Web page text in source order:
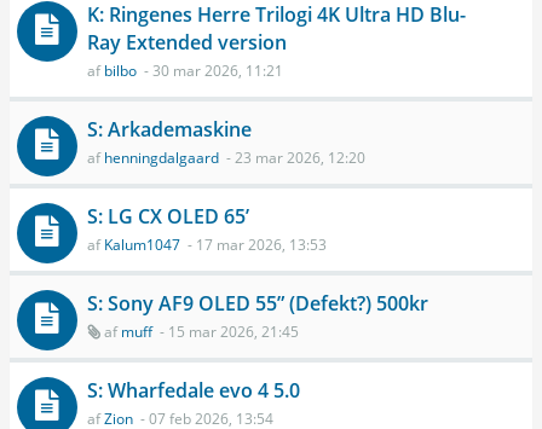
K: Ringenes Herre Trilogi 4K Ultra HD Blu-
Ray Extended version
afbilbo - 30 mar 2026, 11:21
S: Arkademaskine
afhenningdalgaard - 23 mar 2026, 12:20
S: LG CX OLED 65’
afKalum1047 - 17 mar 2026, 13:53
S: Sony AF9 OLED 55” (Defekt?) 500kr
afmuff- 15 mar 2026, 21:45
S: Wharfedale evo 4 5.0
afZion - 07 feb 2026, 13:54